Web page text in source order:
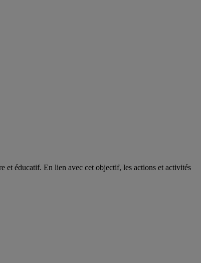
et éducatif. En lien avec cet objectif, les actions et activités